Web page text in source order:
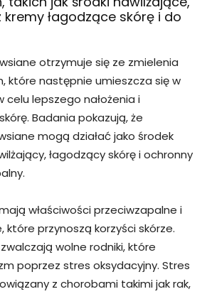
łagodzące skórę i do
otrzymuje się ze zmielenia
które następnie umieszcza się w
celu lepszego nałożenia i
Badania pokazują, że
mogą działać jako środek
łagodzący skórę i ochronny
właściwości przeciwzapalne i
które przynoszą korzyści skórze.
wolne rodniki, które
poprzez stres oksydacyjny. Stres
z chorobami takimi jak rak,